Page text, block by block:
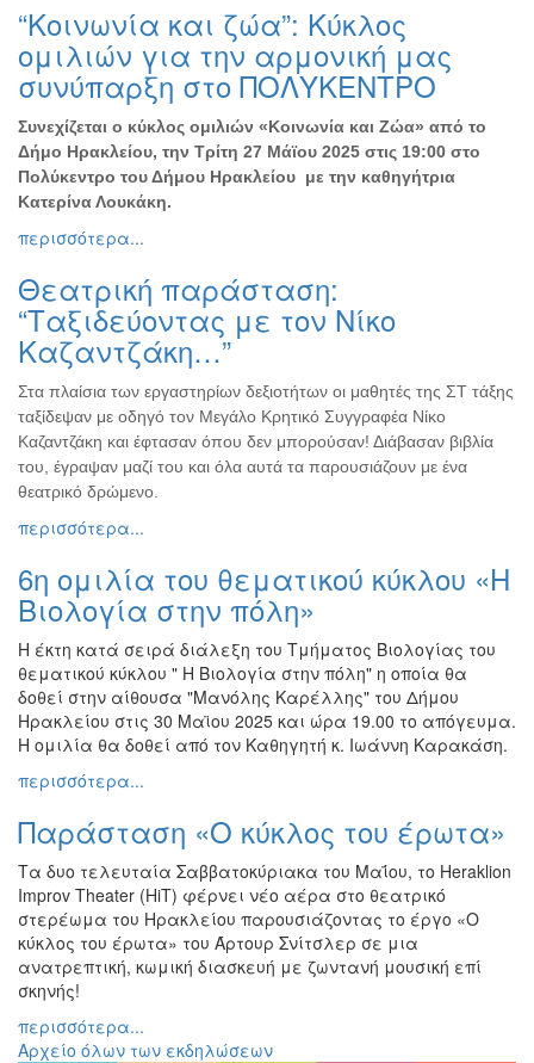
“Κοινωνία και ζώα”: Κύκλος
ομιλιών για την αρμονική μας
συνύπαρξη στο ΠΟΛΥΚΕΝΤΡΟ
Συνεχίζεται ο κύκλος ομιλιών «Κοινωνία και Ζώα» από το
Δήμο Ηρακλείου, την Τρίτη 27 Μάϊου 2025 στις 19:00 στο
Πολύκεντρο του Δήμου Ηρακλείου με την καθηγήτρια
Κατερίνα Λουκάκη.
περισσότερα...
Θεατρική παράσταση:
“Ταξιδεύοντας με τον Νίκο
Καζαντζάκη…”
Στα πλαίσια των εργαστηρίων δεξιοτήτων οι μαθητές της ΣΤ τάξης
ταξίδεψαν με οδηγό τον Μεγάλο Κρητικό Συγγραφέα Νίκο
Καζαντζάκη και έφτασαν όπου δεν μπορούσαν! Διάβασαν βιβλία
του, έγραψαν μαζί του και όλα αυτά τα παρουσιάζουν με ένα
θεατρικό δρώμενο.
περισσότερα...
6η ομιλία του θεματικού κύκλου «Η
Βιολογία στην πόλη»
Η έκτη κατά σειρά διάλεξη του Τμήματος Βιολογίας του
θεματικού κύκλου " Η Βιολογία στην πόλη" η οποία θα
δοθεί στην αίθουσα "Μανόλης Καρέλλης" του Δήμου
Ηρακλείου στις 30 Μαϊου 2025 και ώρα 19.00 το απόγευμα.
Η ομιλία θα δοθεί από τον Καθηγητή κ. Ιωάννη Καρακάση.
περισσότερα...
Παράσταση «Ο κύκλος του έρωτα»
Τα δυο τελευταία Σαββατοκύριακα του Μαΐου, το Heraklion
Improv Theater (HiT) φέρνει νέο αέρα στο θεατρικό
στερέωμα του Ηρακλείου παρουσιάζοντας το έργο «Ο
κύκλος του έρωτα» του Άρτουρ Σνίτσλερ σε μια
ανατρεπτική, κωμική διασκευή με ζωντανή μουσική επί
σκηνής!
περισσότερα...
Αρχείο όλων των εκδηλώσεων